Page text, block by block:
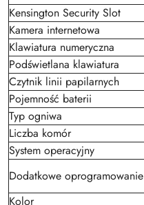
Kensington Security Slot
Kamera internetowa
Klawiatura numeryczna
Podświetlana klawiatura
Czytnik linii papilarnych
Pojemność baterii
Typ ogniwa
Liczba komór
System operacyjny
Dodatkowe oprogramowanie
Kolor